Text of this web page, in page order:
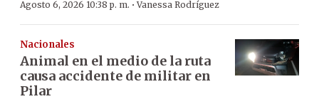
Agosto 6, 2026 10:38 p. m. ·Vanessa Rodríguez
Nacionales
Animal en el medio de la ruta
causa accidente de militar en
Pilar